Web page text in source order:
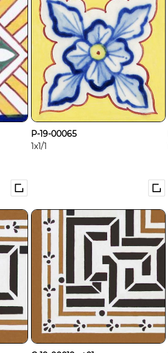
P-19-00065
1x1/1